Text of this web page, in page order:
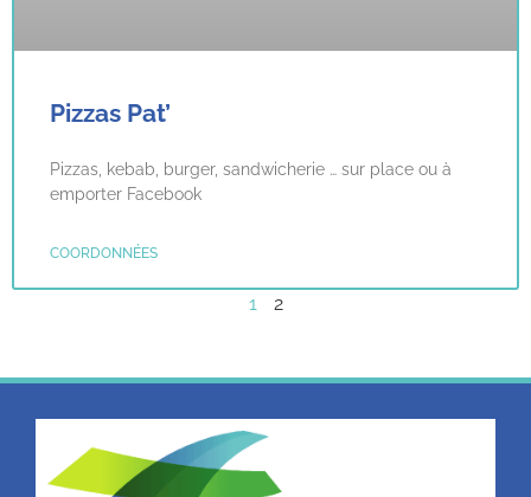
Pizzas Pat’
Pizzas, kebab, burger, sandwicherie … sur place ou à
emporter Facebook
COORDONNÉES
1 2